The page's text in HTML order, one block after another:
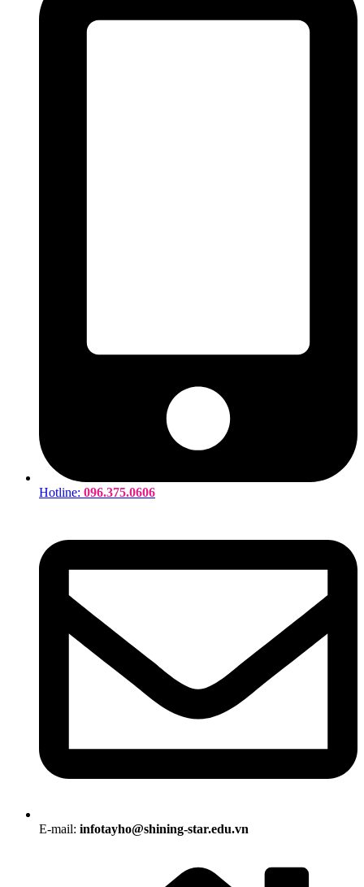
Hotline: 096.375.0606
E-mail: infotayho@shining-star.edu.vn